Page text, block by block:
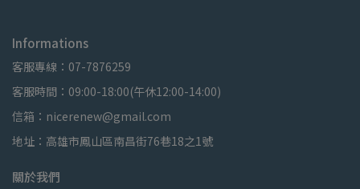
Informations
客服專線：07-7876259
客服時間：09:00-18:00(午休12:00-14:00)
信箱：nicerenew@gmail.com
地址：高雄市鳳山區南昌街76巷18之1號
關於我們